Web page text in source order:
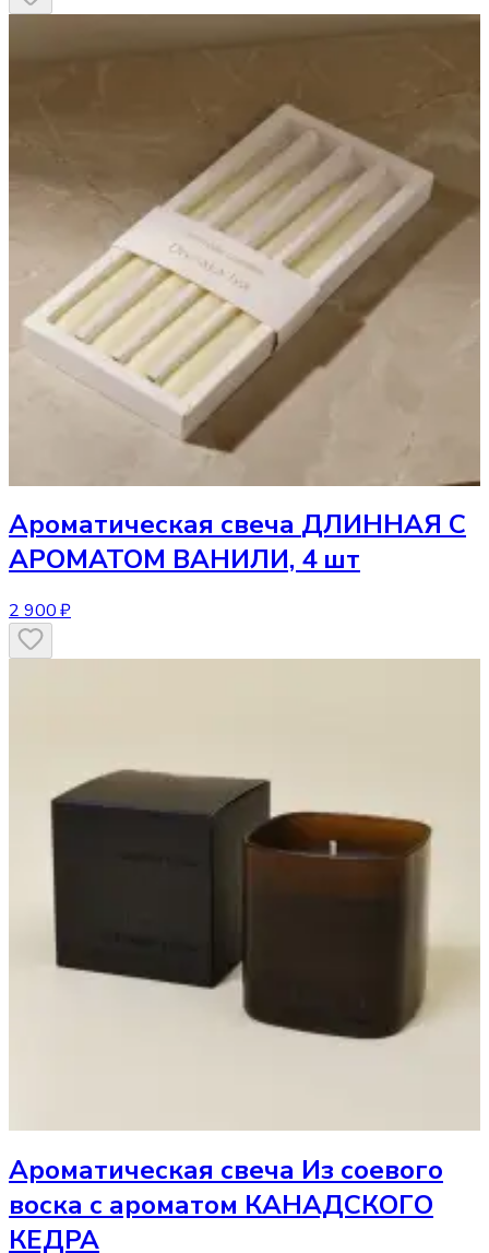
Ароматическая свеча ДЛИННАЯ С
АРОМАТОМ ВАНИЛИ, 4 шт
2 900 ₽
Ароматическая свеча Из соевого
воска с ароматом КАНАДСКОГО
КЕДРА